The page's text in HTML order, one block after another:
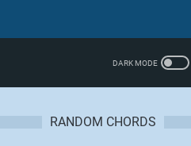
RANDOM CHORDS